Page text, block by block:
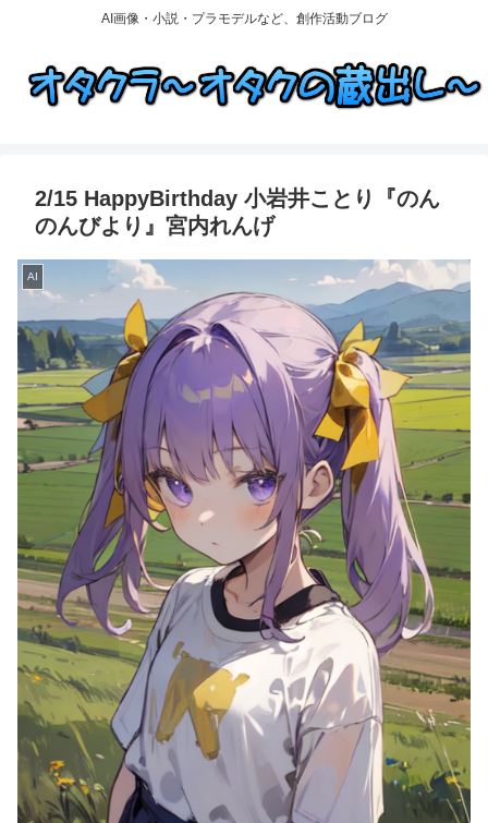
AI画像・小説・プラモデルなど、創作活動ブログ
2/15 HappyBirthday 小岩井ことり『のん
のんびより』宮内れんげ
AI